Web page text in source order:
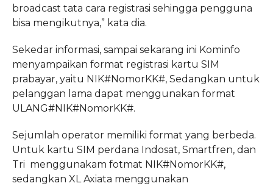
broadcast tata cara registrasi sehingga pengguna
bisa mengikutnya,” kata dia.
Sekedar informasi, sampai sekarang ini Kominfo
menyampaikan format registrasi kartu SIM
prabayar, yaitu NIK#NomorKK#, Sedangkan untuk
pelanggan lama dapat menggunakan format
ULANG#NIK#NomorKK#.
Sejumlah operator memiliki format yang berbeda.
Untuk kartu SIM perdana Indosat, Smartfren, dan
Tri menggunakam fotmat NIK#NomorKK#,
sedangkan XL Axiata menggunakan